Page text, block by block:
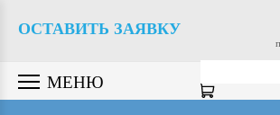
ОСТАВИТЬ ЗАЯВКУ
МЕНЮ
Вакуумные насосы
Вакуумные датчики